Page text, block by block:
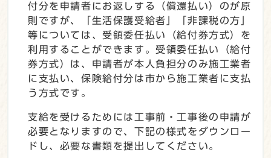
付分を申請者にお返しする（償還払い）のが原
則ですが、「生活保護受給者」「非課税の方」
等については、受領委任払い（給付券方式）を
利用することができます。受領委任払い（給付
券方式）は、申請者が本人負担分のみ施工業者
に支払い、保険給付分は市から施工業者に支払
う方式です。
支給を受けるためには工事前・工事後の申請が
必要となりますので、下記の様式をダウンロー
ドし、必要な書類を提出してください。